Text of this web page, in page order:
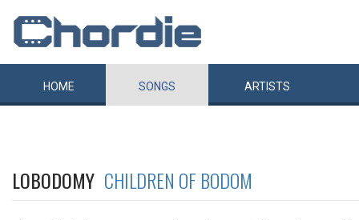
HOME SONGS ARTISTS
LOBODOMY CHILDREN OF BODOM